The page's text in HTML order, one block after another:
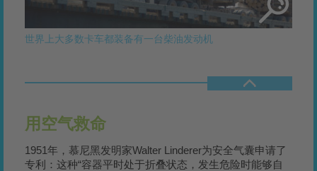
世界上大多数卡车都装备有一台柴油发动机
用空气救命
1951年，慕尼黑发明家Walter Linderer为安全气囊申请了
专利：这种“容器平时处于折叠状态，发生危险时能够自